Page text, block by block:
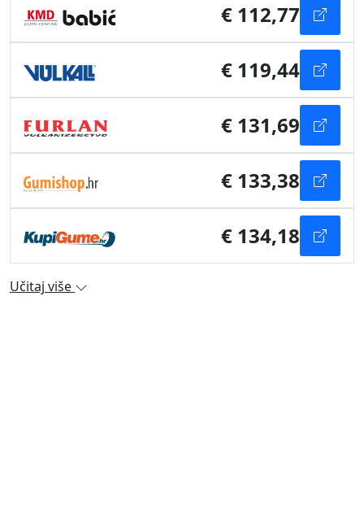
€ 112,77
€ 119,44
€ 131,69
€ 133,38
€ 134,18
Učitaj više